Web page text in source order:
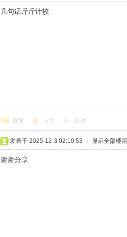
几句话斤斤计较
回复 支持 反对
发表于 2025-12-3 02:10:53 显示全部楼层
谢谢分享